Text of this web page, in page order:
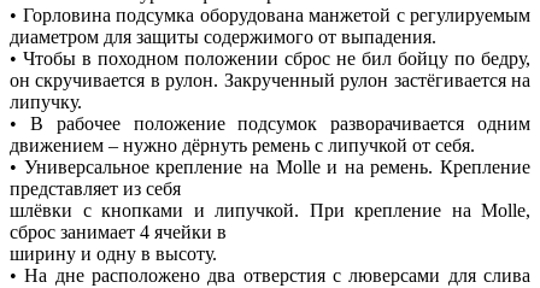
• Горловина подсумка оборудована манжетой с регулируемым
диаметром для защиты содержимого от выпадения.
• Чтобы в походном положении сброс не бил бойцу по бедру,
он скручивается в рулон. Закрученный рулон застёгивается на
липучку.
• В рабочее положение подсумок разворачивается одним
движением – нужно дёрнуть ремень с липучкой от себя.
• Универсальное крепление на Molle и на ремень. Крепление
представляет из себя
шлёвки с кнопками и липучкой. При крепление на Molle,
сброс занимает 4 ячейки в
ширину и одну в высоту.
• На дне расположено два отверстия с люверсами для слива